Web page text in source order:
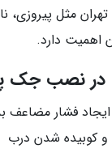
مثل پیروزی،
اهمیت دارد.
در نصب جک
فشار مضاعف
کوبیده شدن درب